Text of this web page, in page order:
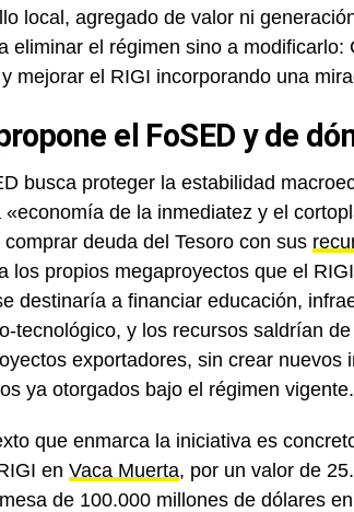
local, agregado de valor ni
eliminar el régimen sino a
mejorar el RIGI incorporando una
el FoSED y de
busca proteger la estabilidad
«economía de la inmediatez y el
deuda del Tesoro con sus
los propios megaproyectos que el
destinaría a financiar educación,
tecnológico, y los recursos saldrían
exportadores, sin crear
ya otorgados bajo el régimen vigente.
que enmarca la iniciativa es
en Vaca Muerta, por un valor de
de 100.000 millones de dólares